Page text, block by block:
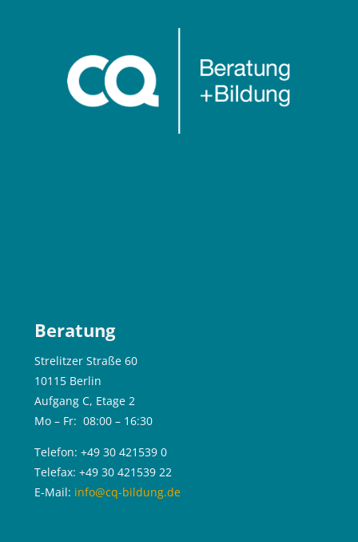
Beratung
Strelitzer Straße 60
10115 Berlin
Aufgang C, Etage 2
Mo – Fr: 08:00 – 16:30
Telefon: +49 30 421539 0
Telefax: +49 30 421539 22
E-Mail: info@cq-bildung.de